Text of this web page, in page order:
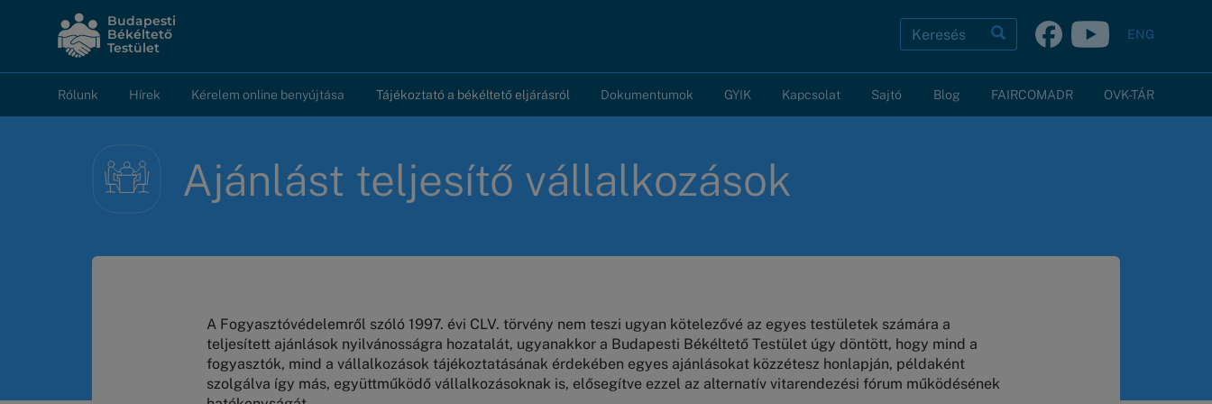
tartalomra
Budapesti
Békéltető
Testület
ENG
Keresés
Keresés
keresendő
kifejezések
megadása.
Fő
navigáció
Rólunk Hírek Kérelem online benyújtása Tájékoztató a békéltető eljárásról Dokumentumok GYIK Kapcsolat Sajtó Blog FAIRCOMADR OVK-TÁR
Ajánlást teljesítő vállalkozások
A Fogyasztóvédelemről szóló 1997. évi CLV. törvény nem teszi ugyan kötelezővé az egyes testületek számára a
teljesített ajánlások nyilvánosságra hozatalát, ugyanakkor a Budapesti Békéltető Testület úgy döntött, hogy mind a
fogyasztók, mind a vállalkozások tájékoztatásának érdekében egyes ajánlásokat közzétesz honlapján, példaként
szolgálva így más, együttműködő vállalkozásoknak is, elősegítve ezzel az alternatív vitarendezési fórum működésének